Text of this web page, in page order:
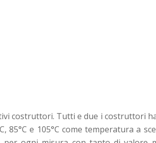
costruttori. Tutti e due i costruttori
85°C e 105°C come temperatura a